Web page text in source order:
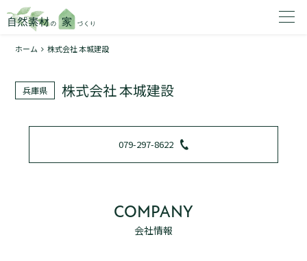
1
ホーム 株式会社 本城建設
兵庫県 株式会社 本城建設
079-297-8622
COMPANY
会社情報